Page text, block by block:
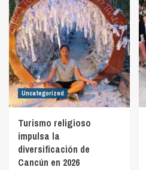
Uncategorized
Turismo religioso
impulsa la
diversificación de
Cancún en 2026